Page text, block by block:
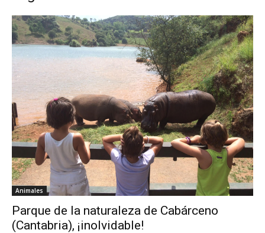
Animales
Parque de la naturaleza de Cabárceno
(Cantabria), ¡inolvidable!